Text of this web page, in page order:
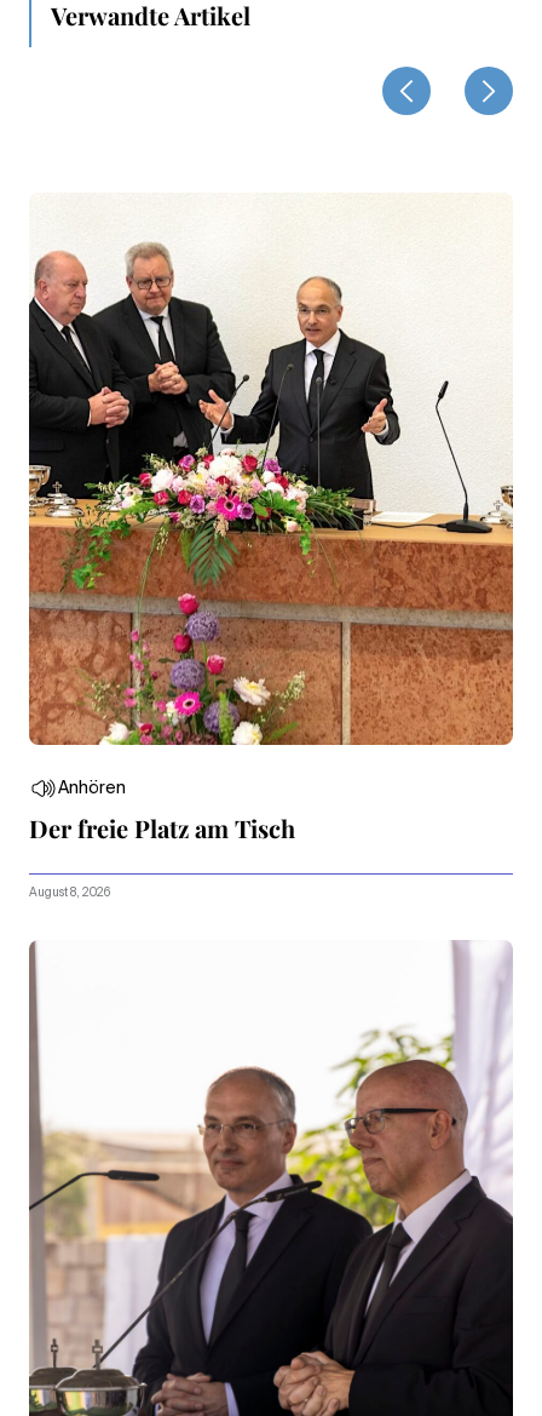
Verwandte Artikel
Anhören
Der freie Platz am Tisch
August 8, 2026